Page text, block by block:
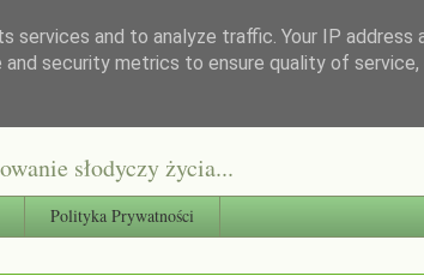
słodyczy życia...
Polityka Prywatności
services and to analyze traffic. Your IP address
security metrics to ensure quality of service,